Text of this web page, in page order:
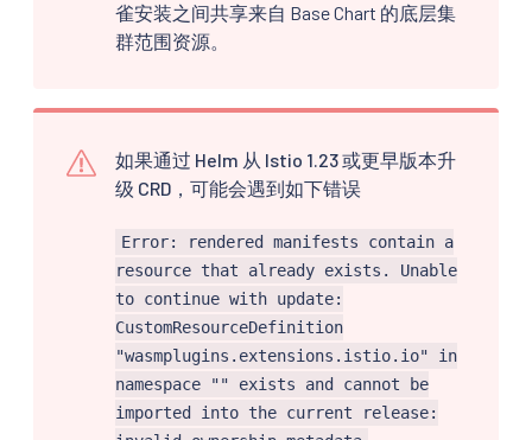
雀安装之间共享来自 Base Chart 的底层集
群范围资源。
如果通过 Helm 从 Istio 1.23 或更早版本升
级 CRD，可能会遇到如下错误
Error: rendered manifests contain a
resource that already exists. Unable
to continue with update:
CustomResourceDefinition
"wasmplugins.extensions.istio.io" in
namespace "" exists and cannot be
imported into the current release: